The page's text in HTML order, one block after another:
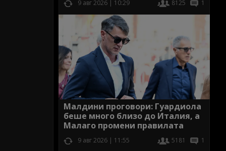
9 авг 2026 | 10:29 8125 1
Малдини проговори: Гуардиола
беше много близо до Италия, а
Малаго промени правилата
9 авг 2026 | 11:55 5181 1